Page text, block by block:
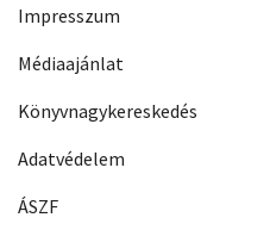
Impresszum
Médiaajánlat
Könyvnagykereskedés
Adatvédelem
ÁSZF